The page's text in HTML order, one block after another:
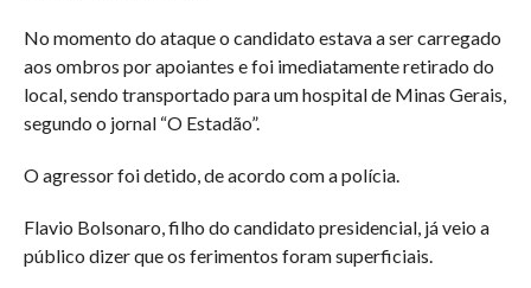
No momento do ataque o candidato estava a ser carregado
aos ombros por apoiantes e foi imediatamente retirado do
local, sendo transportado para um hospital de Minas Gerais,
segundo o jornal “O Estadão”.
O agressor foi detido, de acordo com a polícia.
Flavio Bolsonaro, filho do candidato presidencial, já veio a
público dizer que os ferimentos foram superficiais.